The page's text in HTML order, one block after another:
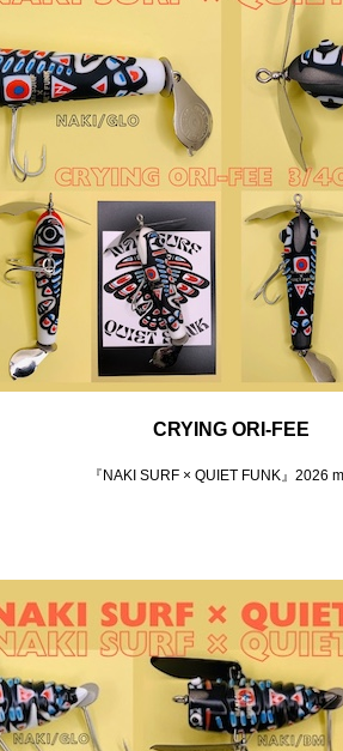
CRYING ORI-FEE
『NAKI SURF × QUIET FUNK』2026